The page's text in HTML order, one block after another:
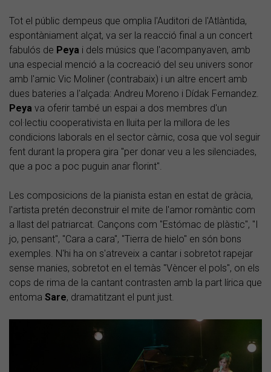
Tot el públic dempeus que omplia l'Auditori de l'Atlàntida,
espontàniament alçat, va ser la reacció final a un concert
fabulós de Peya i dels músics que l'acompanyaven, amb
una especial menció a la cocreació del seu univers sonor
amb l'amic Vic Moliner (contrabaix) i un altre encert amb
dues bateries a l'alçada: Andreu Moreno i Dídak Fernandez.
Peya va oferir també un espai a dos membres d'un
col·lectiu cooperativista en lluita per la millora de les
condicions laborals en el sector càrnic, cosa que vol seguir
fent durant la propera gira "per donar veu a les silenciades,
que a poc a poc puguin anar florint".
Les composicions de la pianista estan en estat de gràcia,
l'artista pretén deconstruir el mite de l'amor romàntic com
a llast del patriarcat. Cançons com "Estómac de plàstic", "I
jo, pensant", "Cara a cara", "Tierra de hielo" en són bons
exemples. N'hi ha on s'atreveix a cantar i sobretot rapejar
sense manies, sobretot en el temàs "Vèncer el pols", on els
cops de rima de la cantant contrasten amb la part lírica que
entoma Sare, dramatitzant el punt just.